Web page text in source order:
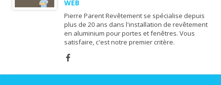
WEB
Pierre Parent Revêtement se spécialise depuis
plus de 20 ans dans l'installation de revêtement
en aluminium pour portes et fenêtres. Vous
satisfaire, c'est notre premier critère.